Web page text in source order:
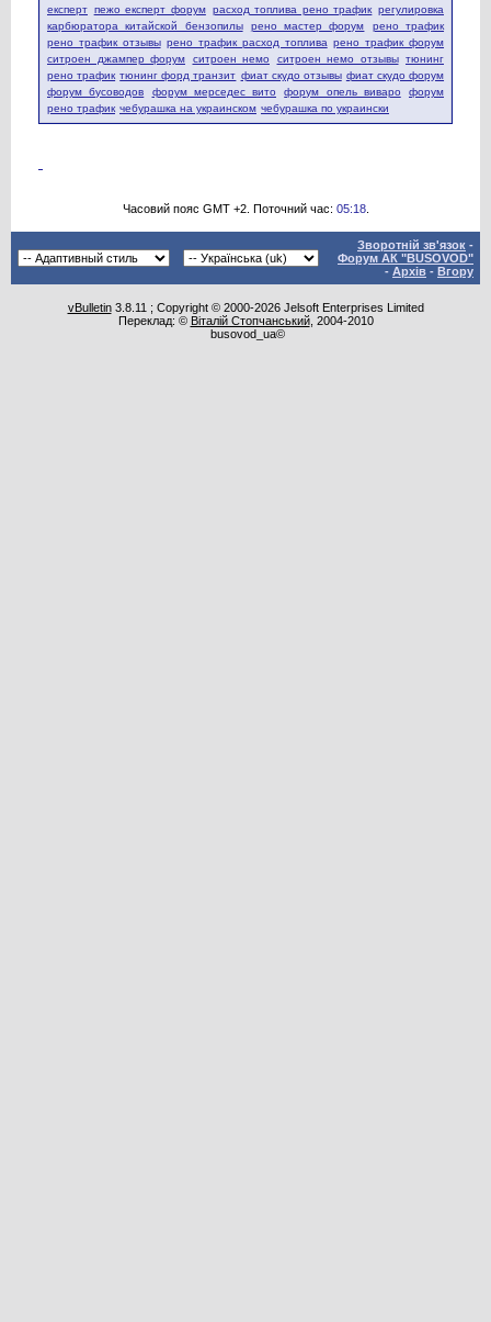
експерт пежо експерт форум расход топлива рено трафик регулировка
карбюратора китайской бензопилы
рено мастер форум
рено трафик
рено трафик отзывы рено трафик расход топлива рено трафик форум
ситроен джампер форум
ситроен немо ситроен немо отзывы тюнинг
рено трафик тюнинг форд транзит фиат скудо отзывы фиат скудо форум
форум бусоводов
форум мерседес вито форум опель виваро
форум
рено трафик чебурашка на украинском чебурашка по украински
Часовий пояс GMT +2. Поточний час: 05:18.
Зворотній зв'язок -
Форум АК "BUSOVOD"
- Архів - Вгору
vBulletin3.8.11 ; Copyright © 2000-2026 Jelsoft Enterprises Limited
Переклад: © Віталій Стопчанський, 2004-2010
busovod_ua©